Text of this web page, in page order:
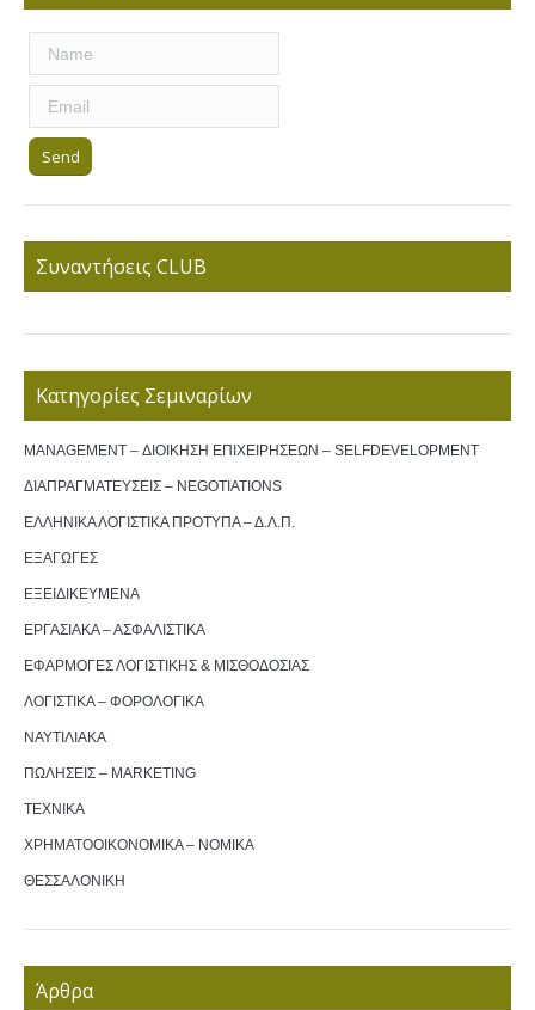
Συναντήσεις CLUB
Κατηγορίες Σεμιναρίων
MANAGEMENT – ΔΙΟΙΚΗΣΗ ΕΠΙΧΕΙΡΗΣΕΩΝ – SELFDEVELOPMENT
ΔΙΑΠΡΑΓΜΑΤΕΥΣΕΙΣ – NEGOTIATIONS
ΕΛΛΗΝΙΚΑ ΛΟΓΙΣΤΙΚΑ ΠΡΟΤΥΠΑ – Δ.Λ.Π.
ΕΞΑΓΩΓΕΣ
ΕΞΕΙΔΙΚΕΥΜΕΝΑ
ΕΡΓΑΣΙΑΚΑ – ΑΣΦΑΛΙΣΤΙΚΑ
ΕΦΑΡΜΟΓΕΣ ΛΟΓΙΣΤΙΚΗΣ & ΜΙΣΘΟΔΟΣΙΑΣ
ΛΟΓΙΣΤΙΚΑ – ΦΟΡΟΛΟΓΙΚΑ
ΝΑΥΤΙΛΙΑΚΑ
ΠΩΛΗΣΕΙΣ – MARKETING
ΤΕΧΝΙΚΑ
ΧΡΗΜΑΤΟΟΙΚΟΝΟΜΙΚΑ – ΝΟΜΙΚΑ
ΘΕΣΣΑΛΟΝΙΚΗ
Άρθρα